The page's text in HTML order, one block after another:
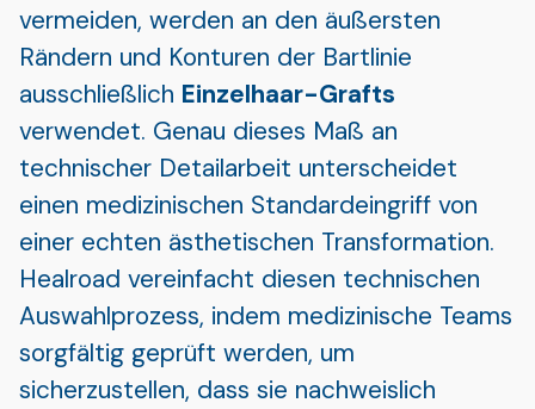
vermeiden, werden an den äußersten
Rändern und Konturen der Bartlinie
ausschließlich Einzelhaar-Grafts
verwendet. Genau dieses Maß an
technischer Detailarbeit unterscheidet
einen medizinischen Standardeingriff von
einer echten ästhetischen Transformation.
Healroad vereinfacht diesen technischen
Auswahlprozess, indem medizinische Teams
sorgfältig geprüft werden, um
sicherzustellen, dass sie nachweislich